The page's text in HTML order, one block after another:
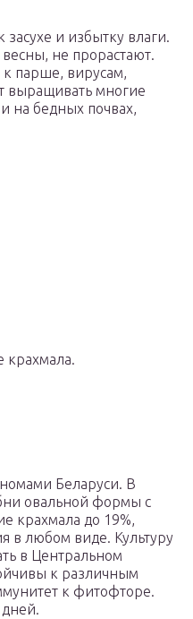
засухе и избытку влаги.
не прорастают.
парше, вирусам,
выращивать многие
на бедных почвах,
крахмала.
Беларуси. В
овальной формы с
крахмала до 19%,
в любом виде. Культуру
в Центральном
к различным
к фитофторе.